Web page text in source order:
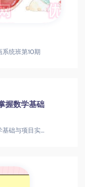
统班第10期
握数学基础
深度学习花书训练营：如何系统掌握数学基础与项目实战深度学习花书训练营：数学基础与实战项目深度学习|花书|神经网络